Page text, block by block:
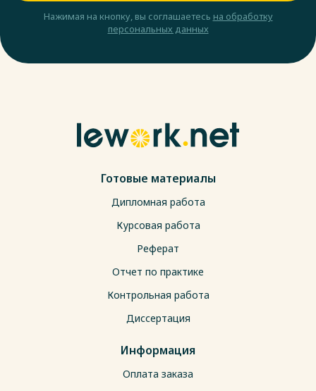
Нажимая на кнопку, вы соглашаетесь на обработку
персональных данных
Готовые материалы
Дипломная работа
Курсовая работа
Реферат
Отчет по практике
Контрольная работа
Диссертация
Информация
Оплата заказа